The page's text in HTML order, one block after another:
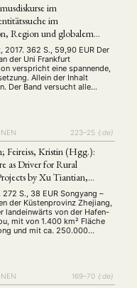
im
im
Region und globalem
2017. 362 S., 59,90 EUR Der
der Uni Frankfurt
verspricht eine spannende,
Allein der Inhalt
Der Band versucht alle
Nationalismus in Japan
ein ambitiöses
223–25 {:de}
Feireiss, Kristin (Hgg.):
as Driver for Rural
by Xu Tiantian,
S., 38 EUR Songyang –
der Küstenprovinz Zhejiang,
landeinwärts von der Hafen-
mit von 1.400 km² Fläche
und mit ca. 250.000
Er umfasst das
Die Berge (500–1500
169–70 {:de}